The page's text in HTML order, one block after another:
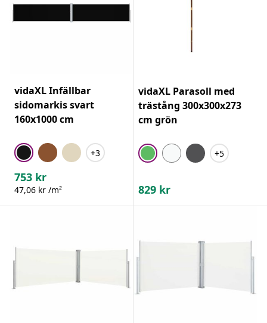
vidaXL Infällbar
sidomarkis svart
160x1000 cm
+3
753 kr
47,06 kr /m²
vidaXL Parasoll med
trästång 300x300x273
cm grön
+5
829 kr